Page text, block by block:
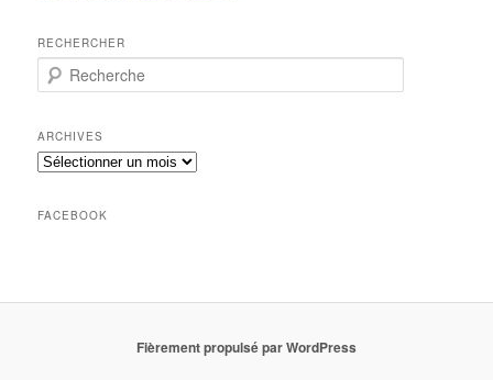
RECHERCHER
e
h
e
r
h
ARCHIVES
Archives
FACEBOOK
Fièrement propulsé par WordPress